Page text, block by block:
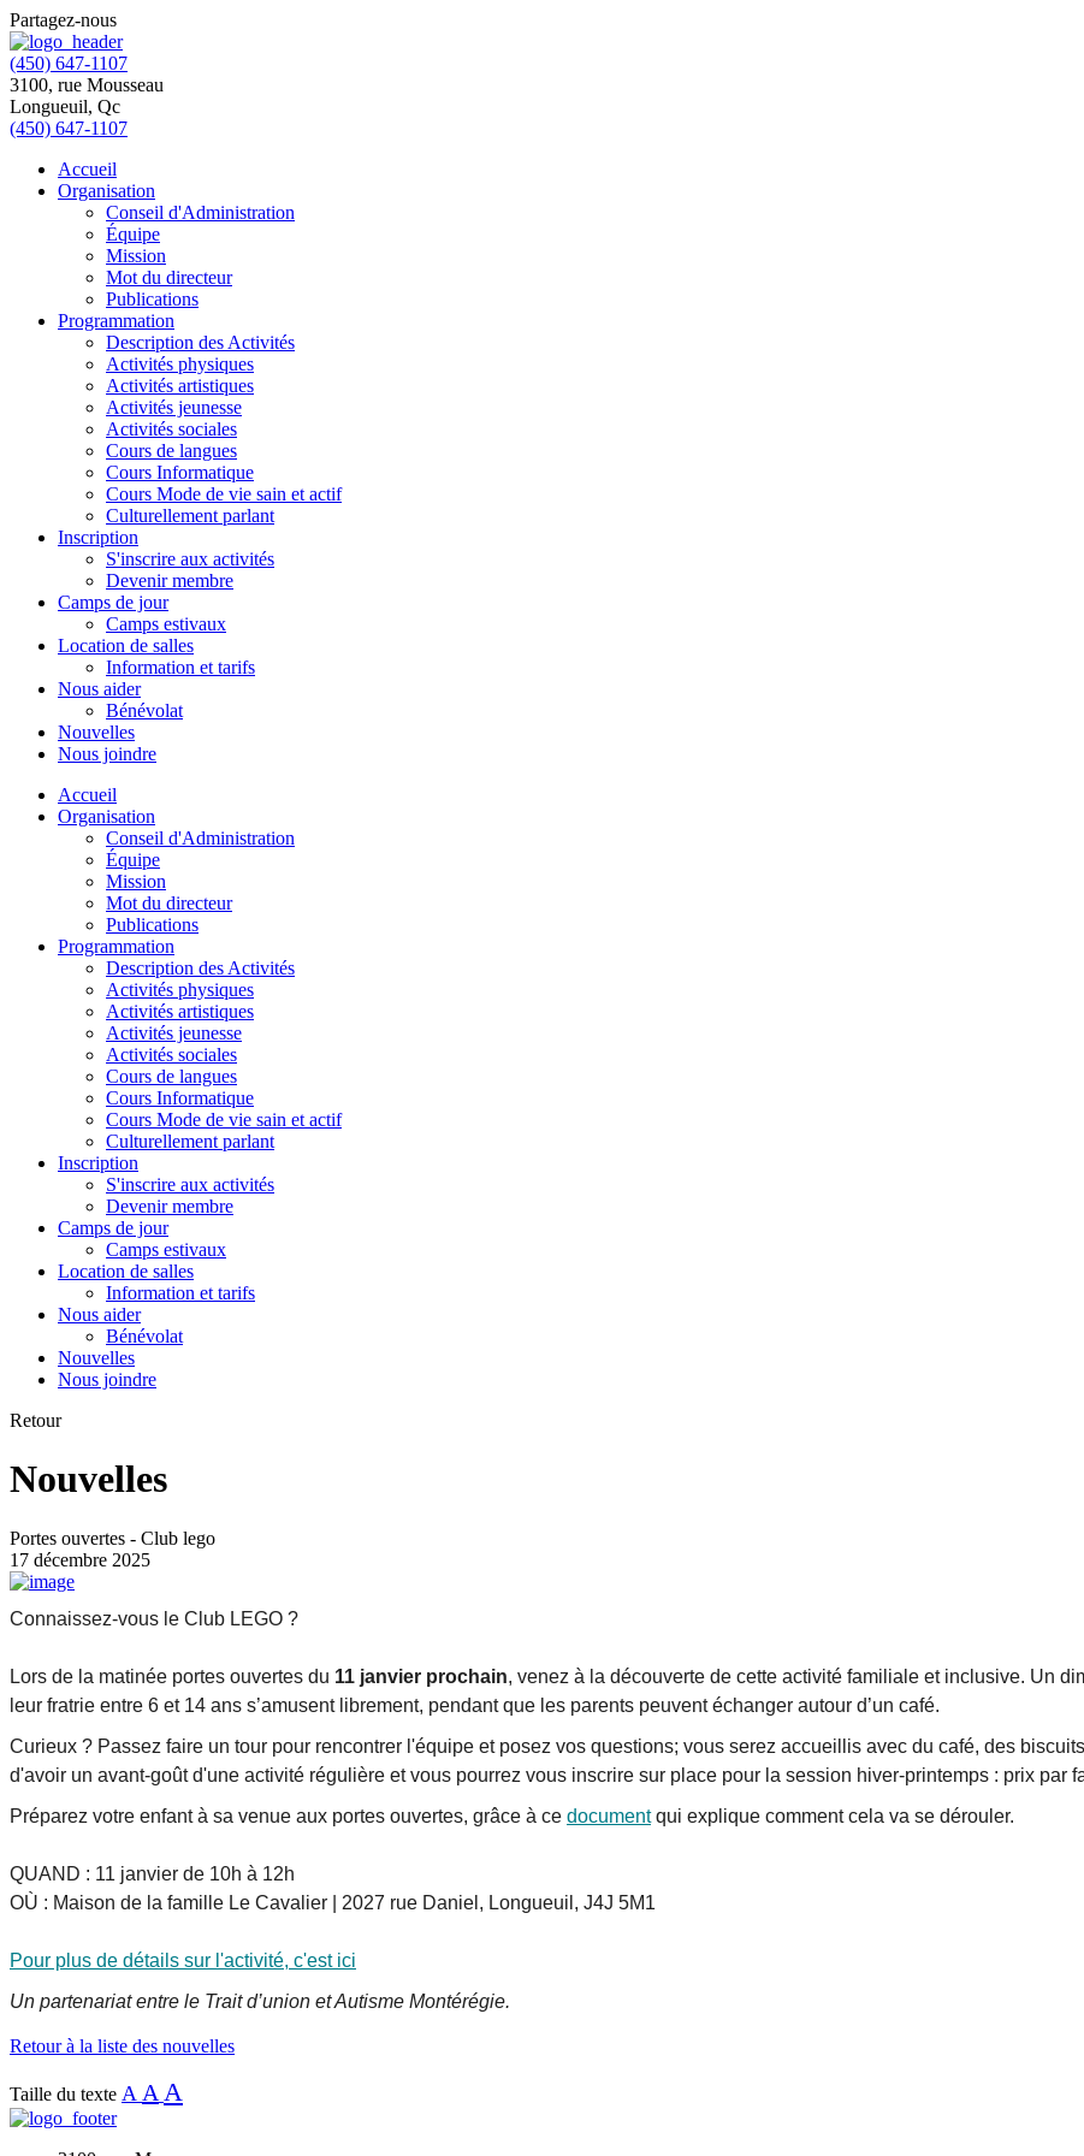
Partagez-nous
(450) 647-1107
3100, rue Mousseau
Longueuil, Qc
(450) 647-1107
Accueil
Organisation
Conseil d'Administration
Équipe
Mission
Mot du directeur
Publications
Programmation
Description des Activités
Activités physiques
Activités artistiques
Activités jeunesse
Activités sociales
Cours de langues
Cours Informatique
Cours Mode de vie sain et actif
Culturellement parlant
Inscription
S'inscrire aux activités
Devenir membre
Camps de jour
Camps estivaux
Location de salles
Information et tarifs
Nous aider
Bénévolat
Nouvelles
Nous joindre
Accueil
Organisation
Conseil d'Administration
Équipe
Mission
Mot du directeur
Publications
Programmation
Description des Activités
Activités physiques
Activités artistiques
Activités jeunesse
Activités sociales
Cours de langues
Cours Informatique
Cours Mode de vie sain et actif
Culturellement parlant
Inscription
S'inscrire aux activités
Devenir membre
Camps de jour
Camps estivaux
Location de salles
Information et tarifs
Nous aider
Bénévolat
Nouvelles
Nous joindre
Retour
Nouvelles
Portes ouvertes - Club lego
17 décembre 2025
Connaissez-vous le Club LEGO ?
Lors de la matinée portes ouvertes du 11 janvier prochain, venez à la découverte de cette activité familiale et inclusive. Un
leur fratrie entre 6 et 14 ans s’amusent librement, pendant que les parents peuvent échanger autour d’un café.
Curieux ? Passez faire un tour pour rencontrer l'équipe et posez vos questions; vous serez accueillis avec du café, des
d'avoir un avant-goût d'une activité régulière et vous pourrez vous inscrire sur place pour la session hiver-printemps : prix par
Préparez votre enfant à sa venue aux portes ouvertes, grâce à ce documentqui explique comment cela va se dérouler.
QUAND : 11 janvier de 10h à 12h
OÙ : Maison de la famille Le Cavalier | 2027 rue Daniel, Longueuil, J4J 5M1
Pour plus de détails sur l'activité, c'est ici
Un partenariat entre le Trait d’union et Autisme Montérégie.
Retour à la liste des nouvelles
Taille du texte A A A